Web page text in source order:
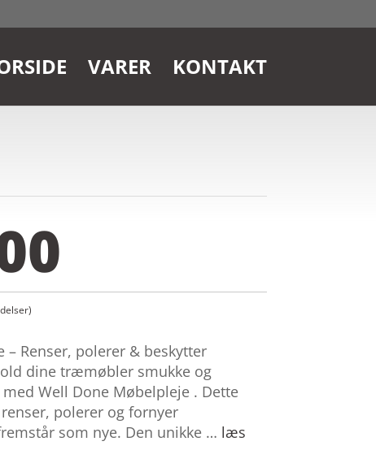
VARER KONTAKT
Renser, polerer & beskytter
dine træmøbler smukke og
Well Done Møbelpleje . Dette
polerer og fornyer
som nye. Den unikke … læs